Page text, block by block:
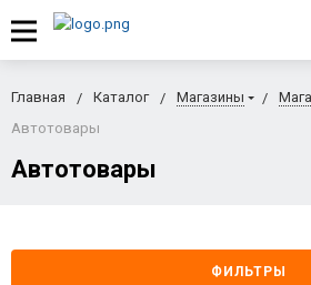
Главная Каталог Магазины
Автотовары
Автотовары
ФИЛЬТРЫ